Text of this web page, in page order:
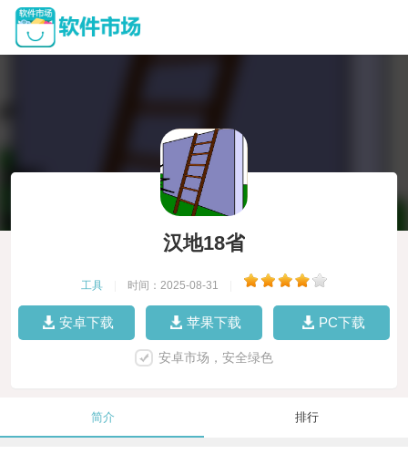
汉地18省
工具 时间：2025-08-31
安卓下载 苹果下载 PC下载
安卓市场，安全绿色
简介 排行